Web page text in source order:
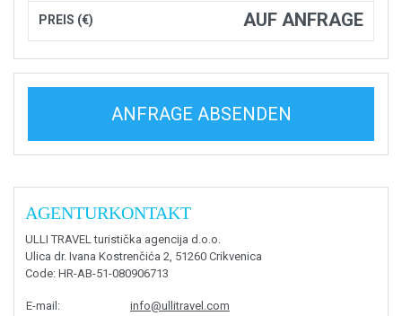
PREIS (€) AUF ANFRAGE
ANFRAGE ABSENDEN
AGENTURKONTAKT
ULLI TRAVEL turistička agencija d.o.o.
Ulica dr. Ivana Kostrenčića 2, 51260 Crikvenica
Code: HR-AB-51-080906713
E-mail :
info@ullitravel.com